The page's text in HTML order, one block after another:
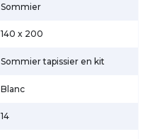
Sommier
140 x 200
Sommier tapissier en kit
Blanc
14